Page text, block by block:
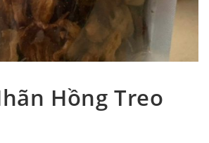
Hồng Treo